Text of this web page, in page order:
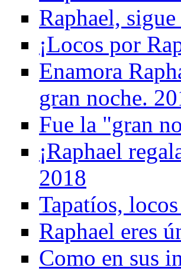
Raphael,
¡Locos por
Enamora
gran noche.
Fue la "gran
¡Raphael
2018
Tapatíos,
Raphael eres
Como en sus